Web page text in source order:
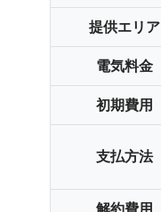
提供エリア
電気料金
初期費用
支払方法